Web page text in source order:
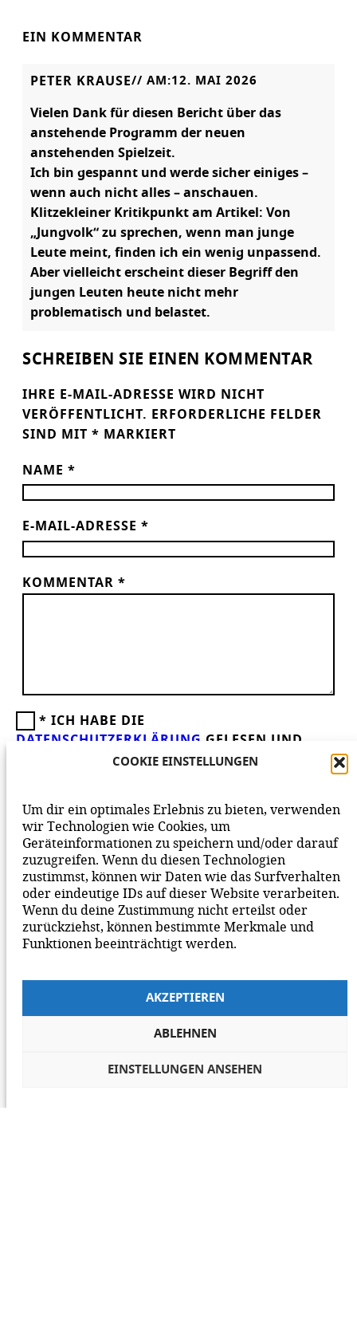
COOKIE EINSTELLUNGEN
Um dir ein optimales Erlebnis zu bieten, verwenden
wir Technologien wie Cookies, um
Geräteinformationen zu speichern und/oder darauf
zuzugreifen. Wenn du diesen Technologien
zustimmst, können wir Daten wie das Surfverhalten
oder eindeutige IDs auf dieser Website verarbeiten.
Wenn du deine Zustimmung nicht erteilst oder
zurückziehst, können bestimmte Merkmale und
Funktionen beeinträchtigt werden.
AKZEPTIEREN
ABLEHNEN
EINSTELLUNGEN ANSEHEN
EIN KOMMENTAR
PETER KRAUSE// AM:12. MAI 2026
Vielen Dank für diesen Bericht über das
anstehende Programm der neuen
anstehenden Spielzeit.
Ich bin gespannt und werde sicher einiges –
wenn auch nicht alles – anschauen.
Klitzekleiner Kritikpunkt am Artikel: Von
„Jungvolk“ zu sprechen, wenn man junge
Leute meint, finden ich ein wenig unpassend.
Aber vielleicht erscheint dieser Begriff den
jungen Leuten heute nicht mehr
problematisch und belastet.
SCHREIBEN SIE EINEN KOMMENTAR
IHRE E-MAIL-ADRESSE WIRD NICHT
VERÖFFENTLICHT.
ERFORDERLICHE FELDER
SIND MIT * MARKIERT
NAME *
E-MAIL-ADRESSE *
KOMMENTAR *
* ICH HABE DIE
DATENSCHUTZERKLÄRUNG GELESEN UND
AKZEPTIERE DIESE.WIR FREUEN UNS ÜBER
MITEINANDER AUF UNSERER SEITE.